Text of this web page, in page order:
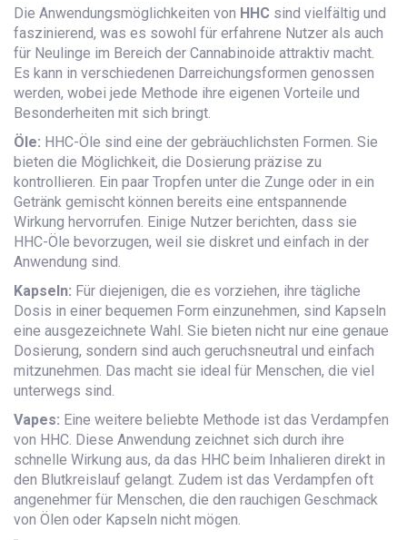
Die Anwendungsmöglichkeiten von HHC sind vielfältig und
faszinierend, was es sowohl für erfahrene Nutzer als auch
für Neulinge im Bereich der Cannabinoide attraktiv macht.
Es kann in verschiedenen Darreichungsformen genossen
werden, wobei jede Methode ihre eigenen Vorteile und
Besonderheiten mit sich bringt.
Öle: HHC-Öle sind eine der gebräuchlichsten Formen. Sie
bieten die Möglichkeit, die Dosierung präzise zu
kontrollieren. Ein paar Tropfen unter die Zunge oder in ein
Getränk gemischt können bereits eine entspannende
Wirkung hervorrufen. Einige Nutzer berichten, dass sie
HHC-Öle bevorzugen, weil sie diskret und einfach in der
Anwendung sind.
Kapseln: Für diejenigen, die es vorziehen, ihre tägliche
Dosis in einer bequemen Form einzunehmen, sind Kapseln
eine ausgezeichnete Wahl. Sie bieten nicht nur eine genaue
Dosierung, sondern sind auch geruchsneutral und einfach
mitzunehmen. Das macht sie ideal für Menschen, die viel
unterwegs sind.
Vapes: Eine weitere beliebte Methode ist das Verdampfen
von HHC. Diese Anwendung zeichnet sich durch ihre
schnelle Wirkung aus, da das HHC beim Inhalieren direkt in
den Blutkreislauf gelangt. Zudem ist das Verdampfen oft
angenehmer für Menschen, die den rauchigen Geschmack
von Ölen oder Kapseln nicht mögen.